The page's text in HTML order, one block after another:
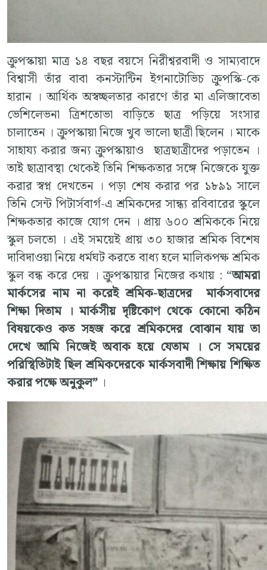
ক্রুপস্কায়া মাত্র ১৪ বছর বয়সে নিরীশ্বরবাদী ও সাম্যবাদে
বিশ্বাসী তাঁর বাবা কনস্টান্টিন ইগনাটোভিচ ক্রুপস্কি-কে
হারান । আর্থিক অস্বচ্ছলতার কারণে তাঁর মা এলিজাবেতা
ভেশিলেভনা ত্রিশতোভা বাড়িতে ছাত্র পড়িয়ে সংসার
চালাতেন । ক্রুপস্কায়া নিজে খুব ভালো ছাত্রী ছিলেন । মাকে
সাহায্য করার জন্য ক্রুপস্কায়াও ছাত্রছাত্রীদের পড়াতেন ।
তাই ছাত্রাবস্থা থেকেই তিনি শিক্ষকতার সঙ্গে নিজেকে যুক্ত
করার স্বপ্ন দেখতেন । পড়া শেষ করার পর ১৮৯১ সালে
তিনি সেন্ট পিটার্সবার্গ-এ শ্রমিকদের সান্ধ্য রবিবারের স্কুলে
শিক্ষকতার কাজে যোগ দেন । প্রায় ৬০০ শ্রমিককে নিয়ে
স্কুল চলতো । এই সময়েই প্রায় ৩০ হাজার শ্রমিক বিশেষ
দাবিদাওয়া নিয়ে ধর্মঘট করতে বাধ্য হলে মালিকপক্ষ শ্রমিক
স্কুল বন্ধ করে দেয় । ক্রুপস্কায়ার নিজের কথায় : “আমরা
মার্কসের নাম না করেই শ্রমিক-ছাত্রদের মার্কসবাদের
শিক্ষা দিতাম । মার্কসীয় দৃষ্টিকোণ থেকে কোনো কঠিন
বিষয়কেও কত সহজ করে শ্রমিকদের বোঝান যায় তা
দেখে আমি নিজেই অবাক হয়ে যেতাম । সে সময়ের
পরিস্থিতিটাই ছিল শ্রমিকদেরকে মার্কসবাদী শিক্ষায় শিক্ষিত
করার পক্ষে অনুকুল” ।